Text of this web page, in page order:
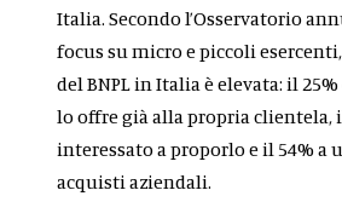
Italia. Secondo l’Osservatorio
focus su micro e piccoli
del BNPL in Italia è elevata: il
lo offre già alla propria clientela,
interessato a proporlo e il 54% a
acquisti aziendali.